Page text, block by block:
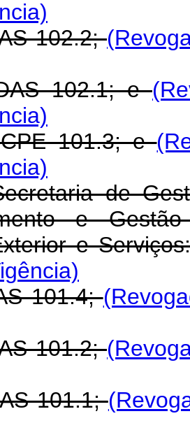
102.2;
102.1; e
101.3; e
de
e
e
101.4;
101.2;
101.1;